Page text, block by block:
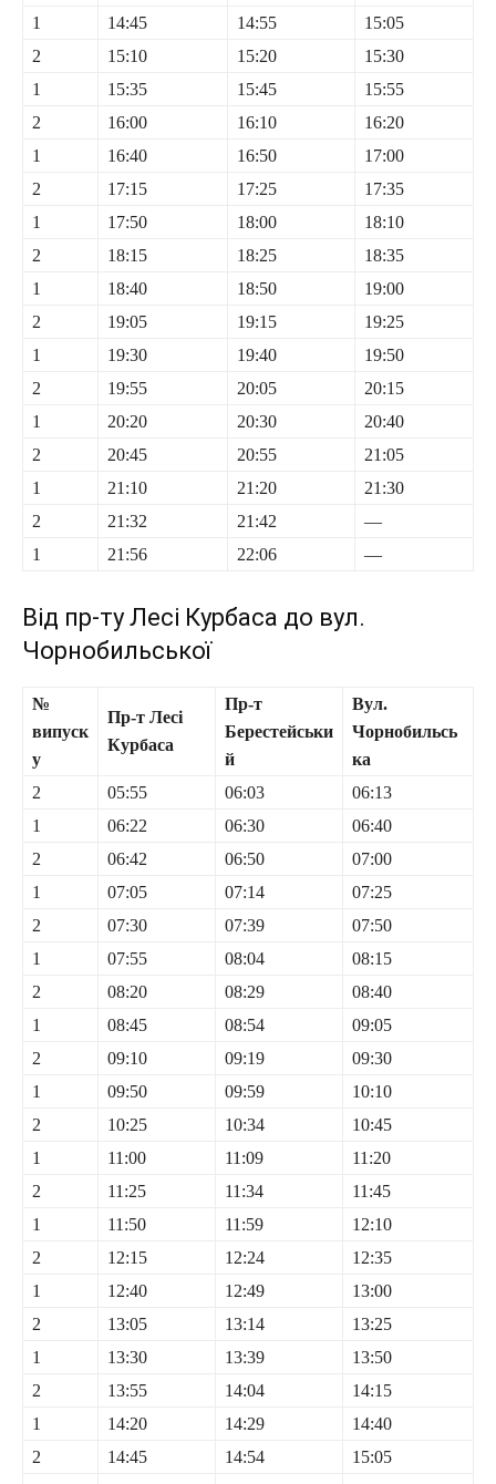
1
14:45 14:55
15:05
2
15:10 15:20
15:30
1
15:35 15:45
15:55
2
16:00 16:10
16:20
1
16:40 16:50
17:00
2
17:15 17:25
17:35
1
17:50 18:00
18:10
2
18:15 18:25
18:35
1
18:40 18:50
19:00
2
19:05 19:15
19:25
1
19:30 19:40
19:50
2
19:55 20:05
20:15
1
20:20 20:30
20:40
2
20:45 20:55
21:05
1
21:10 21:20
21:30
2
21:32 21:42
—
1
21:56 22:06 —
Від пр-ту Лесі Курбаса до вул.
Чорнобильської
№
випуск
у
Пр-т Лесі
Курбаса
Пр-т
Берестейськи
й
Вул.
Чорнобильсь
ка
2
05:55 06:03
06:13
1
06:22 06:30
06:40
2
06:42 06:50
07:00
1
07:05 07:14
07:25
2
07:30 07:39
07:50
1
07:55 08:04
08:15
2
08:20 08:29
08:40
1
08:45 08:54
09:05
2
09:10 09:19
09:30
1
09:50 09:59
10:10
2
10:25 10:34
10:45
1
11:00 11:09
11:20
2
11:25 11:34
11:45
1
11:50 11:59
12:10
2
12:15 12:24
12:35
1
12:40 12:49
13:00
2
13:05 13:14
13:25
1
13:30 13:39
13:50
2
13:55 14:04
14:15
1
14:20 14:29
14:40
2
14:45 14:54
15:05